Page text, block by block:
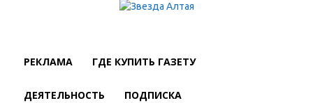
РЕКЛАМА ГДЕ КУПИТЬ ГАЗЕТУ
ДЕЯТЕЛЬНОСТЬ ПОДПИСКА